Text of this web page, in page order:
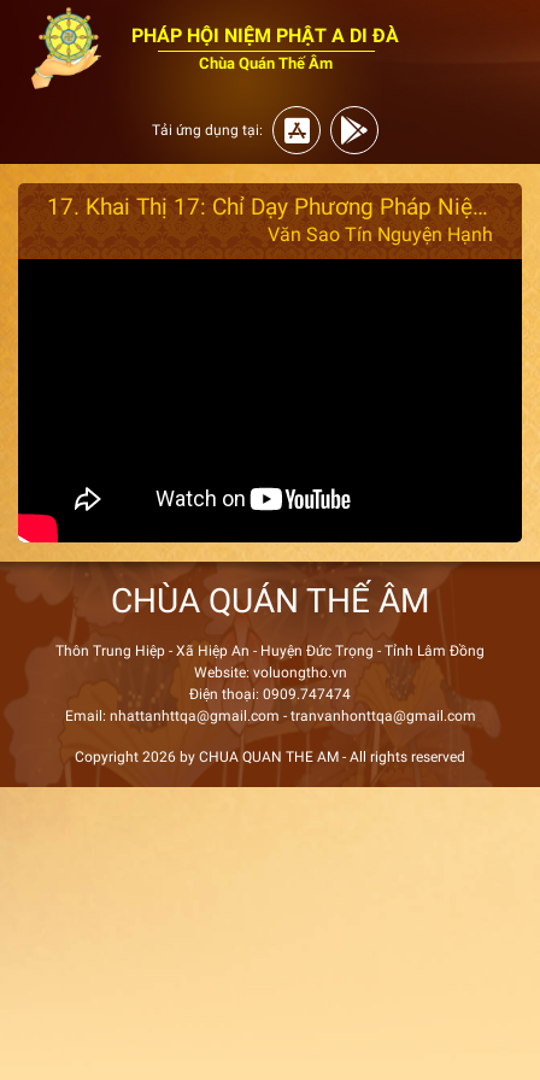
PHÁP HỘI NIỆM PHẬT A DI ĐÀ
Chùa Quán Thế Âm
Tải ứng dụng tại:
17. Khai Thị 17: Chỉ Dạy Phương Pháp Niệm Phật Dùng chự Chết Để Giúp Mình Tinh Tấn - Đại Sư Ấn Quang
Văn Sao Tín Nguyện Hạnh
CHÙA QUÁN THẾ ÂM
Thôn Trung Hiệp - Xã Hiệp An - Huyện Đức Trọng - Tỉnh Lâm Đồng
Website: voluongtho.vn
Điện thoại: 0909.747474
Email: nhattanhttqa@gmail.com - tranvanhonttqa@gmail.com
Copyright 2026 by CHUA QUAN THE AM - All rights reserved